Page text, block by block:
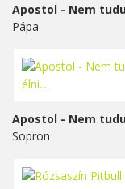
Pápa
Sopron